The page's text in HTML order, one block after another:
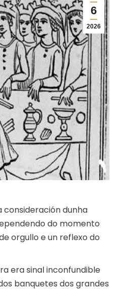
6
2026
consideración dunha
do momento
orgullo e un reflexo do
era sinal inconfundible
banquetes dos grandes